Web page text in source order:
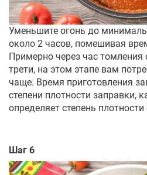
Уменьшите огонь до
около 2 часов, помешивая
Примерно через час томления
трети, на этом этапе вам
чаще. Время приготовления
степени плотности заправки,
определяет степень плотности
Шаг 6